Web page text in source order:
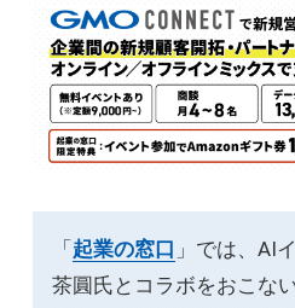
「 起業の窓口 」では、AI
茶圓氏とコラボをおこな